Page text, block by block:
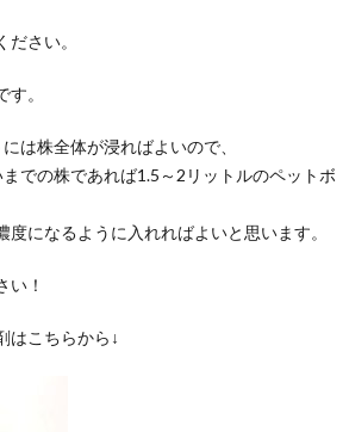
さい。
。
は株全体が浸ればよいので、
での株であれば1.5～2リットルのペットボ
になるように入れればよいと思います。
い！
はこちらから↓